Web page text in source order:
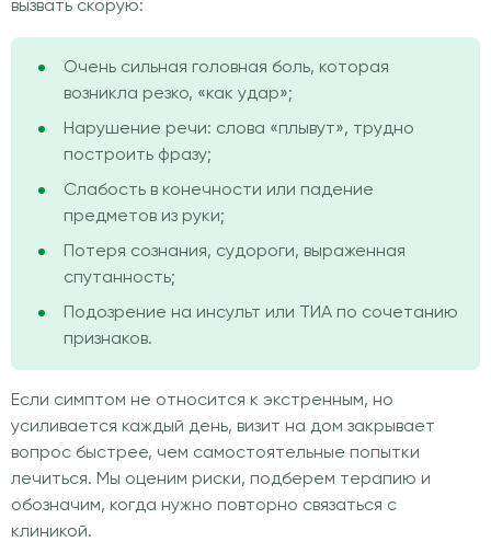
вызвать скорую:
Очень сильная головная боль, которая
возникла резко, «как удар»;
Нарушение речи: слова «плывут», трудно
построить фразу;
Слабость в конечности или падение
предметов из руки;
Потеря сознания, судороги, выраженная
спутанность;
Подозрение на инсульт или ТИА по сочетанию
признаков.
Если симптом не относится к экстренным, но
усиливается каждый день, визит на дом закрывает
вопрос быстрее, чем самостоятельные попытки
лечиться. Мы оценим риски, подберем терапию и
обозначим, когда нужно повторно связаться с
клиникой.